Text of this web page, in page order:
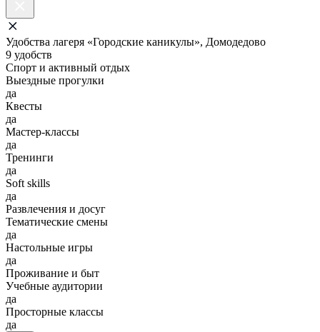
Удобства лагеря «Городские каникулы», Домодедово
9 удобств
Спорт и активный отдых
Выездные прогулки
да
Квесты
да
Мастер-классы
да
Тренинги
да
Soft skills
да
Развлечения и досуг
Тематические смены
да
Настольные игры
да
Проживание и быт
Учебные аудитории
да
Просторные классы
да